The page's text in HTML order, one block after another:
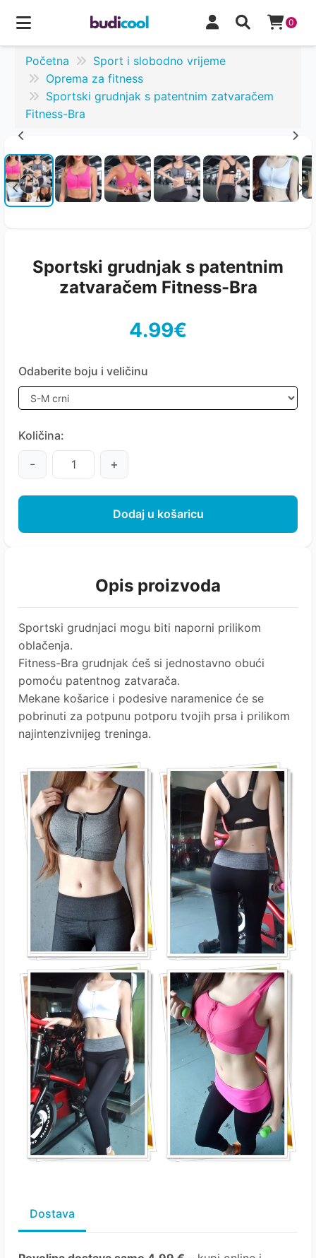
0
Početna
Sport i slobodno vrijeme
Oprema za fitness
Sportski grudnjak s patentnim zatvaračem
Fitness-Bra
Sportski grudnjak s patentnim
zatvaračem Fitness-Bra
4.99€
Odaberite boju i veličinu
Količina:
- +
Dodaj u košaricu
Opis proizvoda
Sportski grudnjaci mogu biti naporni prilikom
oblačenja.
Fitness-Bra grudnjak ćeš si jednostavno obući
pomoću patentnog zatvarača.
Mekane košarice i podesive naramenice će se
pobrinuti za potpunu potporu tvojih prsa i prilikom
najintenzivnijeg treninga.
Dostava